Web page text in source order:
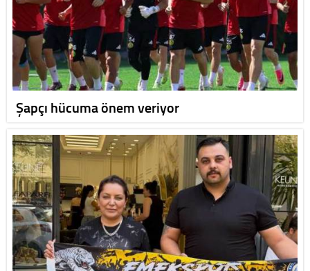
Şapçı hücuma önem veriyor